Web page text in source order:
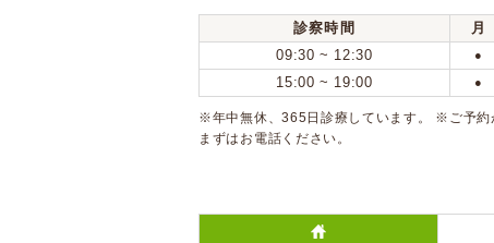
診察時間 月
09:30 ~ 12:30
●
15:00 ~ 19:00 ●
※年中無休、365日診療しています。 ※ご予約
まずはお電話ください。